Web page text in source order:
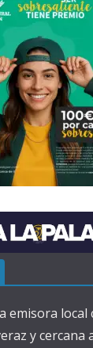
emisora
y cercana